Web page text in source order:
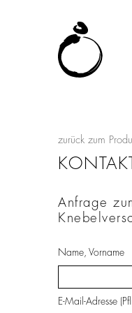
zurück zum
KONTAKT
Anfrage
Name, Vorname
E-Mail-Adresse